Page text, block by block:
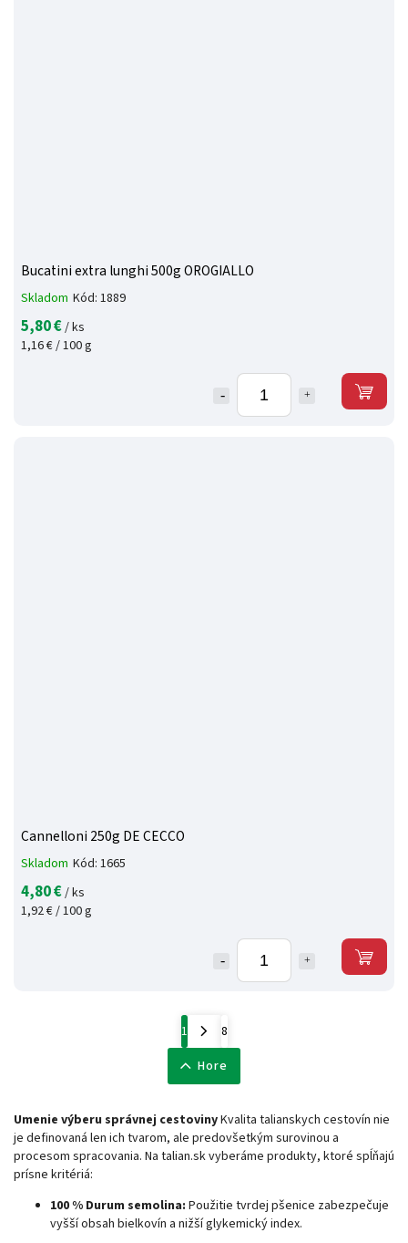
Bucatini extra lunghi 500g OROGIALLO
Skladom Kód: 1889
5,80 €/ ks
1,16 € / 100 g
Cannelloni 250g DE CECCO
Skladom Kód: 1665
4,80 €/ ks
1,92 € / 100 g
1
8
Hore
Umenie výberu správnej cestovinyKvalita talianskych cestovín nie
je definovaná len ich tvarom, ale predovšetkým surovinou a
procesom spracovania. Na talian.sk vyberáme produkty, ktoré spĺňajú
prísne kritériá:
100 % Durum semolina: Použitie tvrdej pšenice zabezpečuje
vyšší obsah bielkovín a nižší glykemický index.